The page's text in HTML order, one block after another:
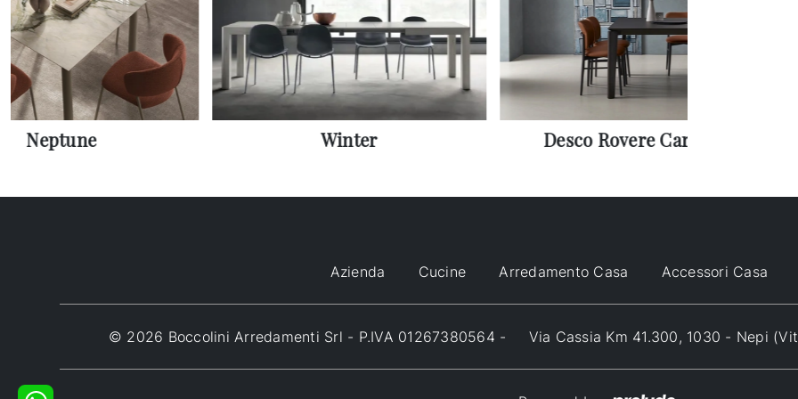
Neptune Winter Desco Rovere Carbone
Azienda Cucine Arredamento Casa Accessori Casa
© 2026 Boccolini Arredamenti Srl - P.IVA 01267380564 - Via Cassia Km 41.300, 1030 - Nepi